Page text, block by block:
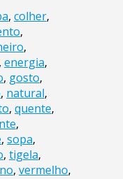
, colher,
,
,
, energia,
, gosto,
, natural,
, quente,
,
, sopa,
, tigela,
, vermelho,